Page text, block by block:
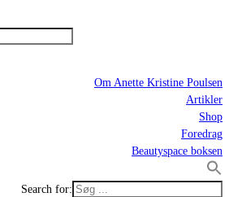
Om Anette Kristine Poulsen
Artikler
Shop
Foredrag
Beautyspace boksen
Search for: